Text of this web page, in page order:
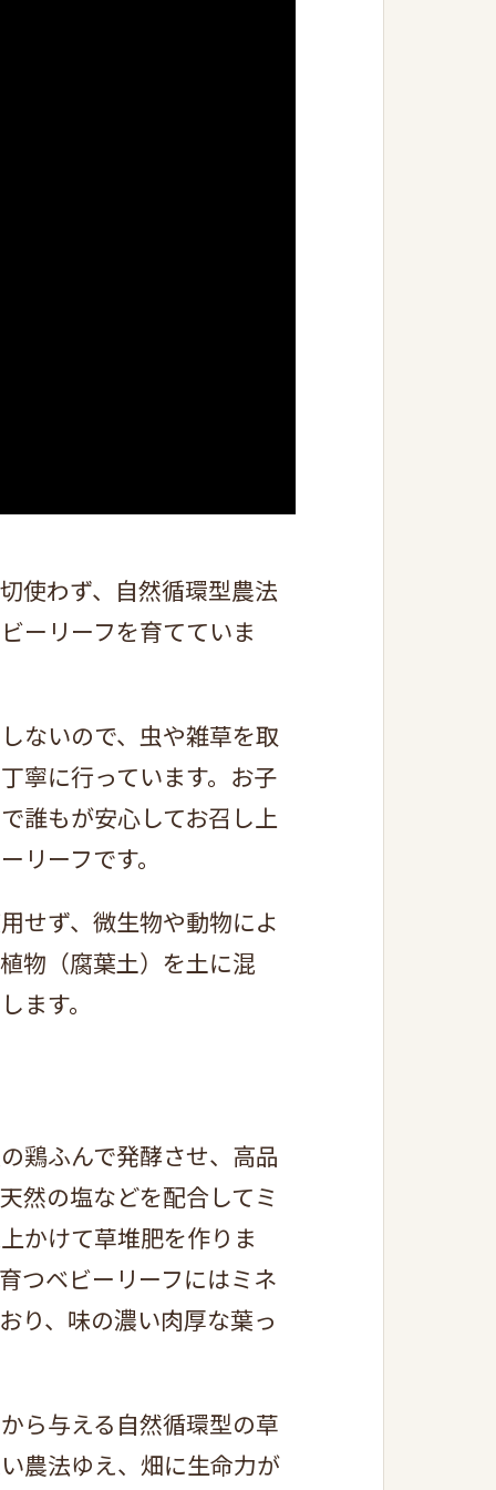
使わず、自然循環型農法
ーリーフを育てていま
ないので、虫や雑草を取
寧に行っています。お子
誰もが安心してお召し上
リーフです。
せず、微生物や動物によ
物（腐葉土）を土に混
ます。
鶏ふんで発酵させ、高品
然の塩などを配合してミ
かけて草堆肥を作りま
つベビーリーフにはミネ
り、味の濃い肉厚な葉っ
ら与える自然循環型の草
農法ゆえ、畑に生命力が